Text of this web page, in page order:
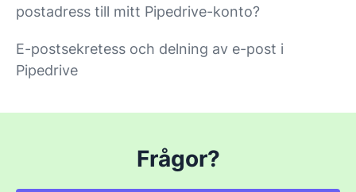
postadress till mitt Pipedrive-konto?
E-postsekretess och delning av e-post i
Pipedrive
Frågor?